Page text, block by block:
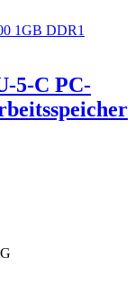
5-C PC-